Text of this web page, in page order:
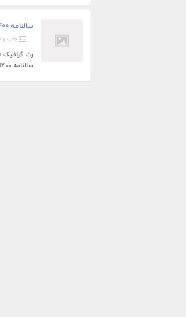
سالنامه 1400 – سررسید 1400 – تقویم رومیزی 1400
چاپ و
رث گرافیک
سالنامه 1400، سفارش هدایای تبلیغاتی و اطلاع از موجودی با ما تماس بگیرید.